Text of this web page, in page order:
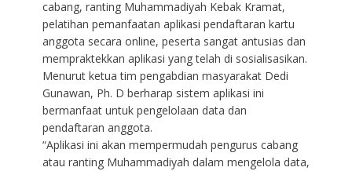
cabang, ranting Muhammadiyah Kebak Kramat,
pelatihan pemanfaatan aplikasi pendaftaran kartu
anggota secara online, peserta sangat antusias dan
mempraktekkan aplikasi yang telah di sosialisasikan.
Menurut ketua tim pengabdian masyarakat Dedi
Gunawan, Ph. D berharap sistem aplikasi ini
bermanfaat untuk pengelolaan data dan
pendaftaran anggota.
“Aplikasi ini akan mempermudah pengurus cabang
atau ranting Muhammadiyah dalam mengelola data,